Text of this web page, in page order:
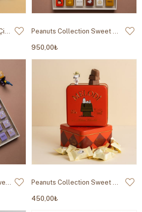
Peanuts Collection Sıcak Çikolata 80g Peanuts Collection Sweet Dreams Madlen 400g
950,00₺
Peanuts Collection For Sweet Moments Madlen 400g Peanuts Collection Sweet Dreams Metal Kutu 200g
450,00₺